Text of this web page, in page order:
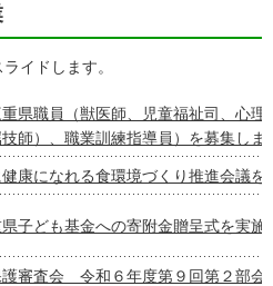
イドします。
重県職員（獣医師、児童福祉司、心理
師）、職業訓練指導員）を募集しま
康になれる食環境づくり推進会議を
子ども基金への寄附金贈呈式を実施
審査会 令和６年度第９回第２部会